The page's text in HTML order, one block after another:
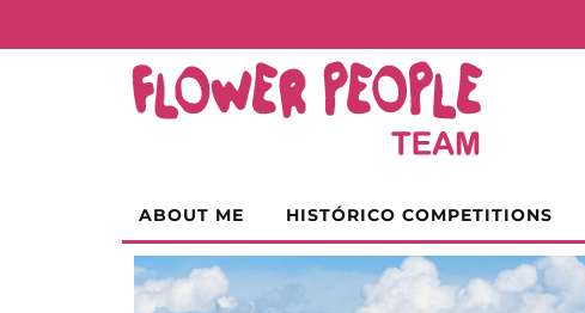
ABOUT ME HISTÓRICO COMPETITIONS